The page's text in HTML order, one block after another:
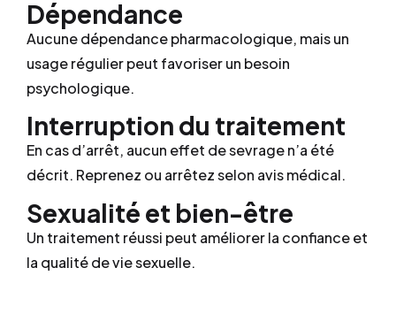
Dépendance
Aucune dépendance pharmacologique, mais un
usage régulier peut favoriser un besoin
psychologique.
Interruption du traitement
En cas d’arrêt, aucun effet de sevrage n’a été
décrit. Reprenez ou arrêtez selon avis médical.
Sexualité et bien-être
Un traitement réussi peut améliorer la confiance et
la qualité de vie sexuelle.